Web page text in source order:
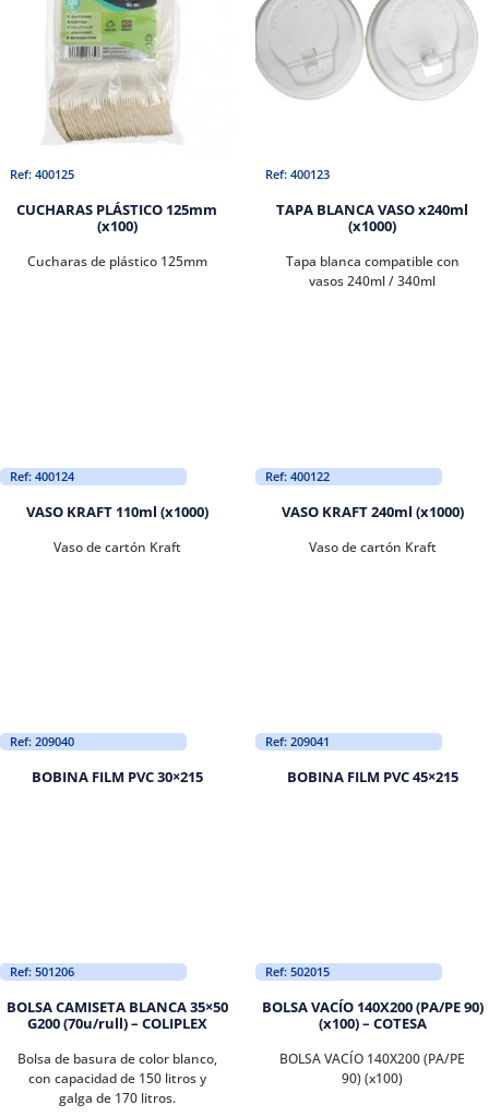
Ref: 400125
CUCHARAS PLÁSTICO 125mm
(x100)
Cucharas de plástico 125mm
Ref: 400123
TAPA BLANCA VASO x240ml
(x1000)
Tapa blanca compatible con
vasos 240ml / 340ml
Ref: 400124
VASO KRAFT 110ml (x1000)
Vaso de cartón Kraft
Ref: 400122
VASO KRAFT 240ml (x1000)
Vaso de cartón Kraft
Ref: 209040
BOBINA FILM PVC 30×215
Ref: 209041
BOBINA FILM PVC 45×215
Ref: 501206
BOLSA CAMISETA BLANCA 35×50
G200 (70u/rull) – COLIPLEX
Bolsa de basura de color blanco,
con capacidad de 150 litros y
galga de 170 litros.
Ref: 502015
BOLSA VACÍO 140X200 (PA/PE 90)
(x100) – COTESA
BOLSA VACÍO 140X200 (PA/PE
90) (x100)